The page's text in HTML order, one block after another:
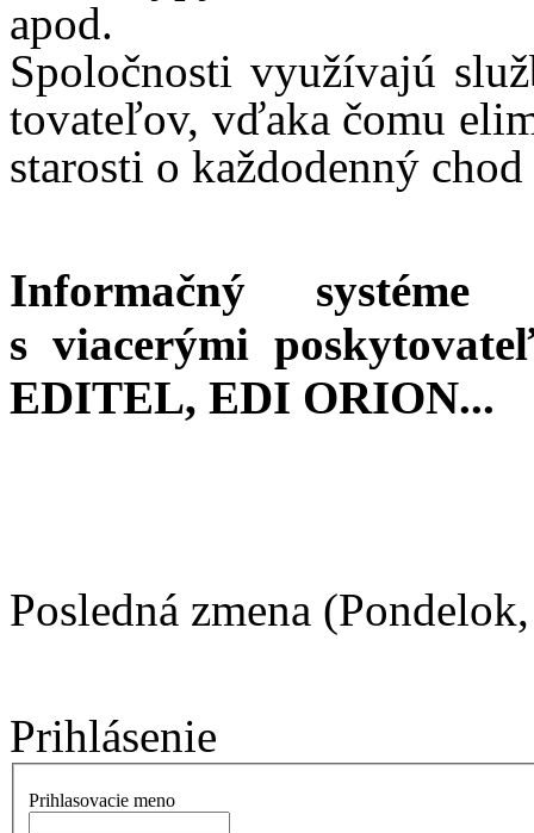
apod.
Spo­loč­nos­ti vy­uží­vajú
to­va­te­ľov, vďa­ka čo­mu
sta­ros­ti o kaž­do­den­ný
In­for­mač­ný
s viacerými
EDITEL, EDI ORION...
Posledná zmena
Prihlásenie
Prihlasovacie meno